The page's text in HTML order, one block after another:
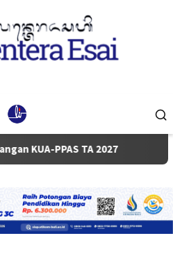
TA 2027 Pemkab dan